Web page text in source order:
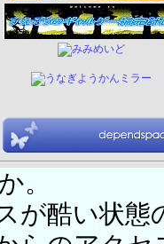
。
が酷い状態